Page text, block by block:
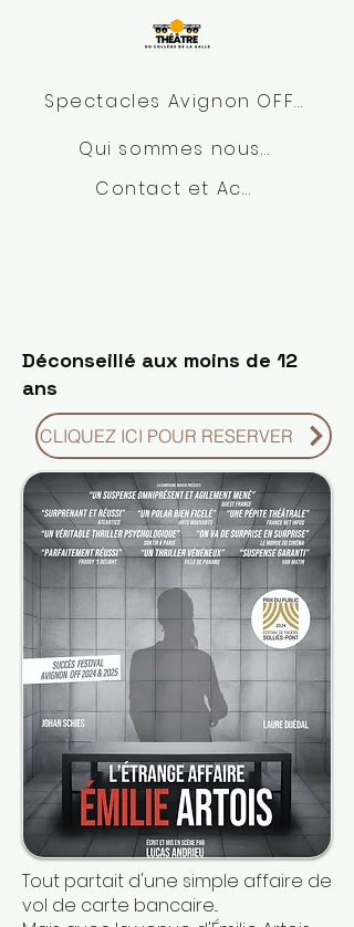
Qui sommes nous?
Contact et Accès
Spectacles Avignon OFF 2026
Déconseillé aux moins de 12
ans
CLIQUEZ ICI POUR RESERVER
Tout partait d'une simple affaire de
vol de carte bancaire...